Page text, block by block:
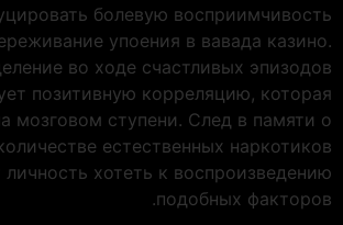
болевую восприимчивость
упоения в вавада казино.
во ходе счастливых эпизодов
позитивную корреляцию, которая
мозговом ступени. След в памяти о
естественных наркотиков
личность хотеть к воспроизведению
подобных факторов.